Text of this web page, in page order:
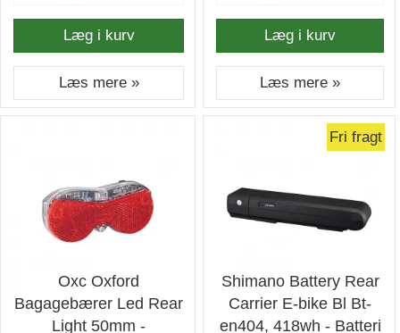
Læg i kurv
Læs mere »
Læg i kurv
Læs mere »
Oxc Oxford
Bagagebærer Led Rear
Light 50mm -
Fri fragt
Shimano Battery Rear
Carrier E-bike Bl Bt-
en404, 418wh - Batteri